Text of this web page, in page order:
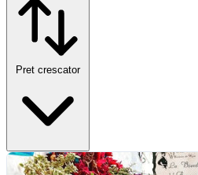
Pret crescator